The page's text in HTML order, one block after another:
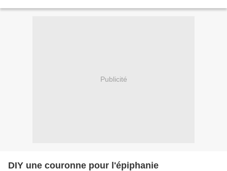
Publicité
DIY une couronne pour l'épiphanie